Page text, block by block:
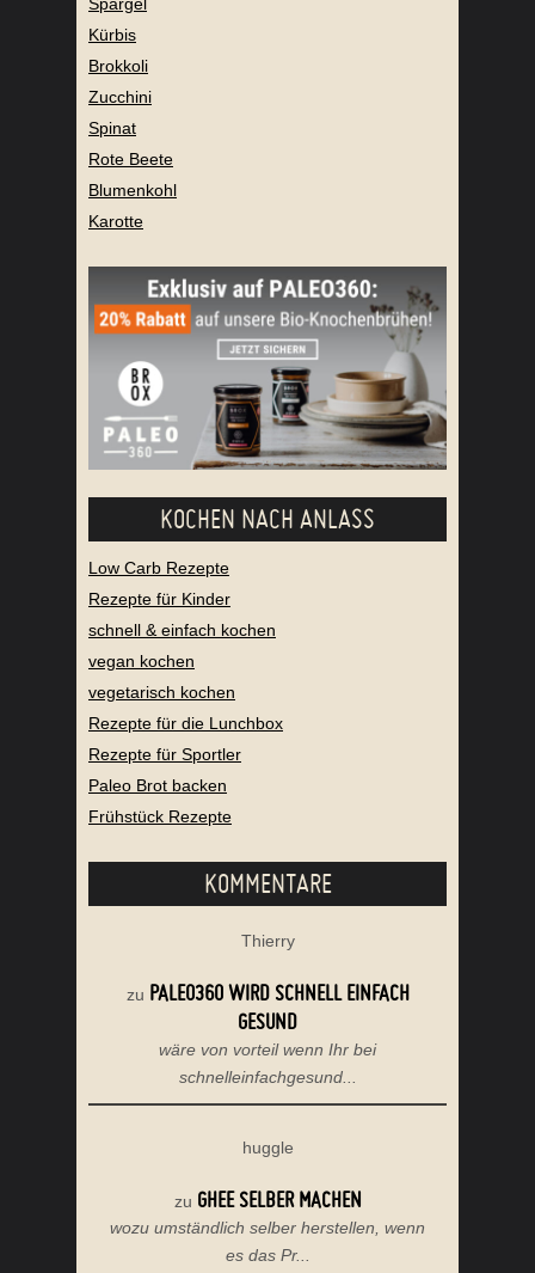
Spargel
Kürbis
Brokkoli
Zucchini
Spinat
Rote Beete
Blumenkohl
Karotte
KOCHEN NACH ANLASS
Low Carb Rezepte
Rezepte für Kinder
schnell & einfach kochen
vegan kochen
vegetarisch kochen
Rezepte für die Lunchbox
Rezepte für Sportler
Paleo Brot backen
Frühstück Rezepte
KOMMENTARE
Thierry
zu PALEO360 WIRD SCHNELL EINFACH
GESUND
wäre von vorteil wenn Ihr bei
schnelleinfachgesund...
huggle
zu GHEE SELBER MACHEN
wozu umständlich selber herstellen, wenn
es das Pr...